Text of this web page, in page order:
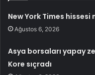
New York Times hissesi
Ağustos 6, 2026
Asya borsaları yapay
Kore sıçradı